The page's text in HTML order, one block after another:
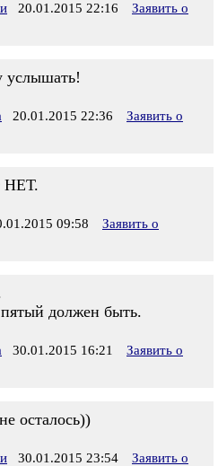
20.01.2015 22:16
Заявить о
услышать!
20.01.2015 22:36
Заявить о
НЕТ.
09:58
Заявить о
должен быть.
30.01.2015 16:21
Заявить о
осталось))
30.01.2015 23:54
Заявить о